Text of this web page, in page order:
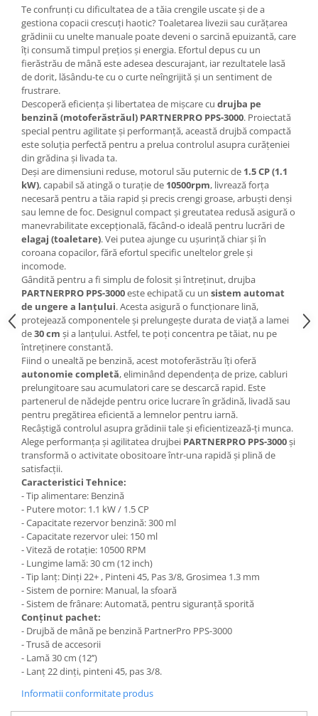
Tocatoare crengi
Motocoase, Trimmere si Masini de
tuns gazon
Motocositori cu motoare 2T
Trimmere electrice
Masini de tuns gazon pe benzina
Tractoraș de tuns gazonul
Zootehnie
Incubatoare, oparitoare si
deplumatoare
Echipamente pentru animale
Aparate de tuns animale
Piese si accesorii aparate de tuns
animale
Tarcuri animale
Semanatori
Masini batut stalpi si accesorii
Roabe & accesorii
Casute gradina si cutii depozitare
Mobilier gradina
Corturi, Prelate si plase de
umbrire
Lopeti zapada
Zdrobitoare si teascuri
Teascuri
Zdrobitoare electrice
Zdrobitoare electrice & manuale
Zdrobitoare manuale
Masini de cusut si accesorii
Articole antidaunatori gradina
Sere si solarii
Suflante si aspiratoare exterior
Unelte altoit
Unelte manuale de gradina -
Stropitori
Te confrunți cu dificultatea de a tăia crengile uscate și de a
gestiona copacii crescuți haotic? Toaletarea livezii sau curățarea
grădinii cu unelte manuale poate deveni o sarcină epuizantă, care
îți consumă timpul prețios și energia. Efortul depus cu un
fierăstrău de mână este adesea descurajant, iar rezultatele lasă
de dorit, lăsându-te cu o curte neîngrijită și un sentiment de
frustrare.
Descoperă eficiența și libertatea de mișcare cu drujba pe
benzină (motoferăstrăul) PARTNERPRO PPS-3000. Proiectată
special pentru agilitate și performanță, această drujbă compactă
este soluția perfectă pentru a prelua controlul asupra curățeniei
din grădina și livada ta.
Deși are dimensiuni reduse, motorul său puternic de 1.5 CP (1.1
kW), capabil să atingă o turație de 10500rpm, livrează forța
necesară pentru a tăia rapid și precis crengi groase, arbuști denși
sau lemne de foc. Designul compact și greutatea redusă asigură o
manevrabilitate excepțională, făcând-o ideală pentru lucrări de
elagaj (toaletare). Vei putea ajunge cu ușurință chiar și în
coroana copacilor, fără efortul specific uneltelor grele și
incomode.
Gândită pentru a fi simplu de folosit și întreținut, drujba
PARTNERPRO PPS-3000este echipată cu un sistem automat
de ungere a lanțului. Acesta asigură o funcționare lină,
protejează componentele și prelungește durata de viață a lamei
de30 cm și a lanțului. Astfel, te poți concentra pe tăiat, nu pe
întreținere constantă.
Fiind o unealtă pe benzină, acest motoferăstrău îți oferă
autonomie completă, eliminând dependența de prize, cabluri
prelungitoare sau acumulatori care se descarcă rapid. Este
partenerul de nădejde pentru orice lucrare în grădină, livadă sau
pentru pregătirea eficientă a lemnelor pentru iarnă.
Recâștigă controlul asupra grădinii tale și eficientizează-ți munca.
Alege performanța și agilitatea drujbei PARTNERPRO PPS-3000și
transformă o activitate obositoare într-una rapidă și plină de
satisfacții.
Caracteristici Tehnice:
- Tip alimentare: Benzină
- Putere motor: 1.1 kW / 1.5 CP
- Capacitate rezervor benzină: 300 ml
- Capacitate rezervor ulei: 150 ml
- Viteză de rotație: 10500 RPM
- Lungime lamă: 30 cm (12 inch)
- Tip lanț: Dinți 22+ , Pinteni 45, Pas 3/8, Grosimea 1.3 mm
- Sistem de pornire: Manual, la sfoară
- Sistem de frânare: Automată, pentru siguranță sporită
Conținut pachet:
- Drujbă de mână pe benzină PartnerPro PPS-3000
- Trusă de accesorii
- Lamă 30 cm (12’’)
- Lanț 22 dinți, pinteni 45, pas 3/8.
Informatii conformitate produs